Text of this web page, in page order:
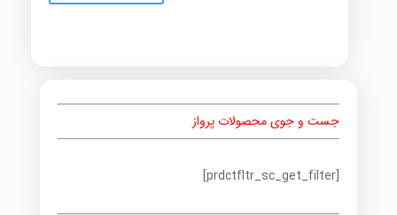
جست و جوی محصولات پرواز
[prdctfltr_sc_get_filter]